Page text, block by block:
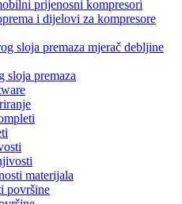
prijenosni kompresori
i dijelovi za kompresore
sloja premaza mjerač debljine
sloja premaza
materijala
površine